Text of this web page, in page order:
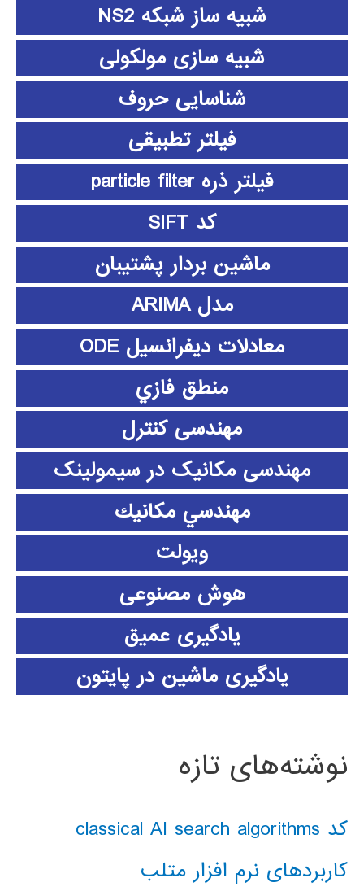
شبیه ساز شبکه NS2
شبیه سازی مولکولی
شناسایی حروف
فیلتر تطبیقی
فیلتر ذره particle filter
کد SIFT
ماشین بردار پشتیبان
مدل ARIMA
معادلات دیفرانسیل ODE
منطق فازي
مهندسی کنترل
مهندسی مکانیک در سیمولینک
مهندسي مكانيك
ویولت
هوش مصنوعی
یادگیری عمیق
یادگیری ماشین در پایتون
نوشته‌های تازه
کد classical AI search algorithms
کاربردهای نرم افزار متلب